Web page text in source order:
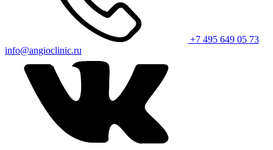
+7 495 649 05 73
info@angioclinic.ru